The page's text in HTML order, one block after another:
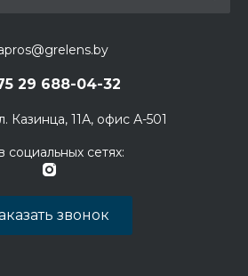
29 688-04-32
Казинца, 11А, офис А-501
социальных сетях:
звонок